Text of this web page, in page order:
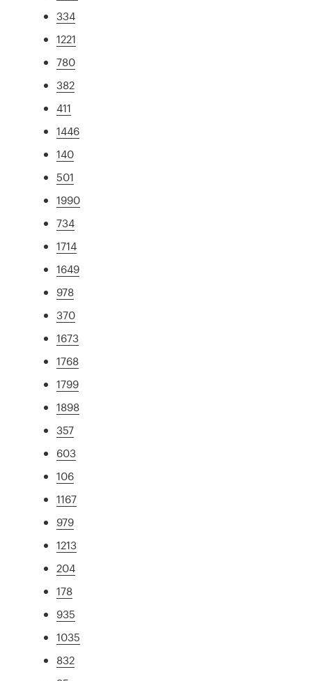
334
1221
780
382
411
1446
140
501
1990
734
1714
1649
978
370
1673
1768
1799
1898
357
603
106
1167
979
1213
204
178
935
1035
832